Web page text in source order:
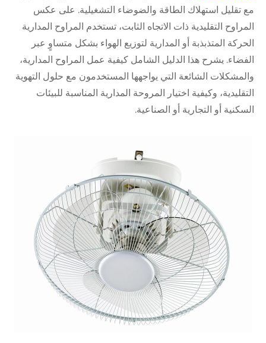
مع تقليل استهلاك الطاقة والضوضاء التشغيلية. على عكس
المراوح التقليدية ذات الاتجاه الثابت، تستخدم المراوح المدارية
الحركة المتذبذبة أو المدارية لتوزيع الهواء بشكل متساوٍ عبر
الفضاء. يشرح هذا الدليل الشامل كيفية عمل المراوح المدارية،
والمشكلات الشائعة التي يواجهها المستخدمون مع حلول التهوية
التقليدية، وكيفية اختيار المروحة المدارية المناسبة للبيئات
السكنية أو التجارية أو الصناعية.